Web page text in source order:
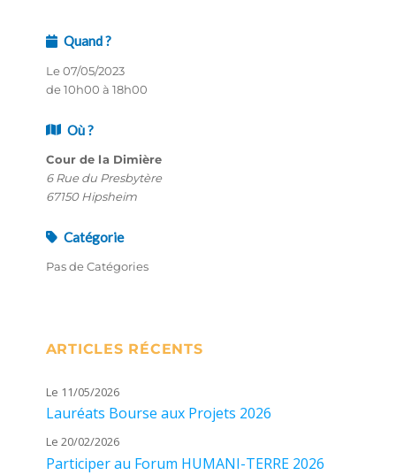
Quand ?
Le 07/05/2023
de 10h00 à 18h00
Où ?
Cour de la Dimière
6 Rue du Presbytère
67150 Hipsheim
Catégorie
Pas de Catégories
ARTICLES RÉCENTS
Le 11/05/2026
Lauréats Bourse aux Projets 2026
Le 20/02/2026
Participer au Forum HUMANI-TERRE 2026